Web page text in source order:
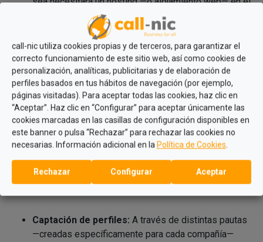
que guardar toda su información o cualquier contenido
accesible vía web.
Mantenimiento web: De nada sirve tener la mejor
web sino la mantenemos actualizada.
EQUIPO DE RRHH
Captación de perfiles: A través de distintas pautas
—creadas específicamente para cada compañía—
call-nic utiliza cookies propias y de terceros, para garantizar el
correcto funcionamiento de este sitio web, así como cookies de
personalización, analíticas, publicitarias y de elaboración de
perfiles basados en tus hábitos de navegación (por ejemplo,
páginas visitadas). Para aceptar todas las cookies, haz clic en
“Aceptar”. Haz clic en “Configurar” para aceptar únicamente las
cookies marcadas en las casillas de configuración disponibles en
este banner o pulsa “Rechazar” para rechazar las cookies no
necesarias. Información adicional en la Política de Cookies.
Rechazar Configurar Aceptar